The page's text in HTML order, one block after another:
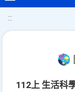
:::
112上 生活科